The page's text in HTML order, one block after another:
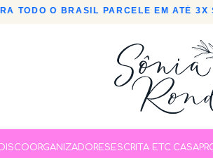
TODO O BRASIL PARCELE EM ATÉ 3X
ORGANIZADORES ESCRITA ETC.CASA